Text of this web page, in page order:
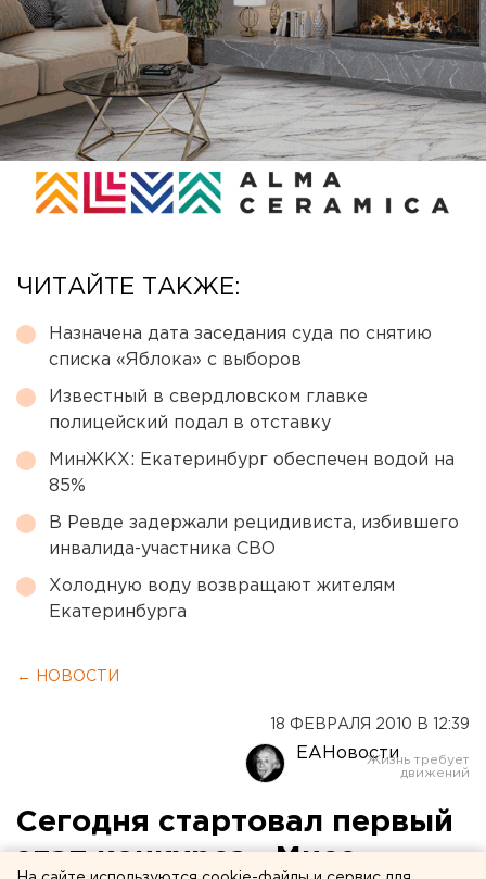
ЧИТАЙТЕ ТАКЖЕ:
Назначена дата заседания суда по снятию
списка «Яблока» с выборов
Известный в свердловском главке
полицейский подал в отставку
МинЖКХ: Екатеринбург обеспечен водой на
85%
В Ревде задержали рецидивиста, избившего
инвалида-участника СВО
Холодную воду возвращают жителям
Екатеринбурга
← НОВОСТИ
18 ФЕВРАЛЯ 2010 В 12:39
ЕАНовости
Сегодня стартовал первый
этап конкурса «Мисс